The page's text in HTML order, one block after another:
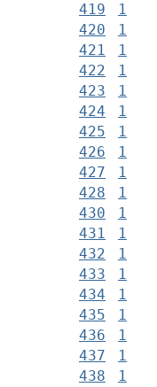
419
1
420
1
421
1
422
1
423
1
424
1
425
1
426
1
427
1
428
1
430
1
431
1
432
1
433
1
434
1
435
1
436
1
437
1
438
1